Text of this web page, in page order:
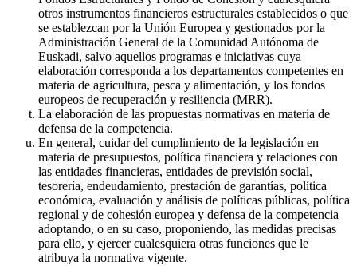
otros instrumentos financieros estructurales establecidos o que
se establezcan por la Unión Europea y gestionados por la
Administración General de la Comunidad Autónoma de
Euskadi, salvo aquellos programas e iniciativas cuya
elaboración corresponda a los departamentos competentes en
materia de agricultura, pesca y alimentación, y los fondos
europeos de recuperación y resiliencia (MRR).
La elaboración de las propuestas normativas en materia de
defensa de la competencia.
En general, cuidar del cumplimiento de la legislación en
materia de presupuestos, política financiera y relaciones con
las entidades financieras, entidades de previsión social,
tesorería, endeudamiento, prestación de garantías, política
económica, evaluación y análisis de políticas públicas, política
regional y de cohesión europea y defensa de la competencia
adoptando, o en su caso, proponiendo, las medidas precisas
para ello, y ejercer cualesquiera otras funciones que le
atribuya la normativa vigente.